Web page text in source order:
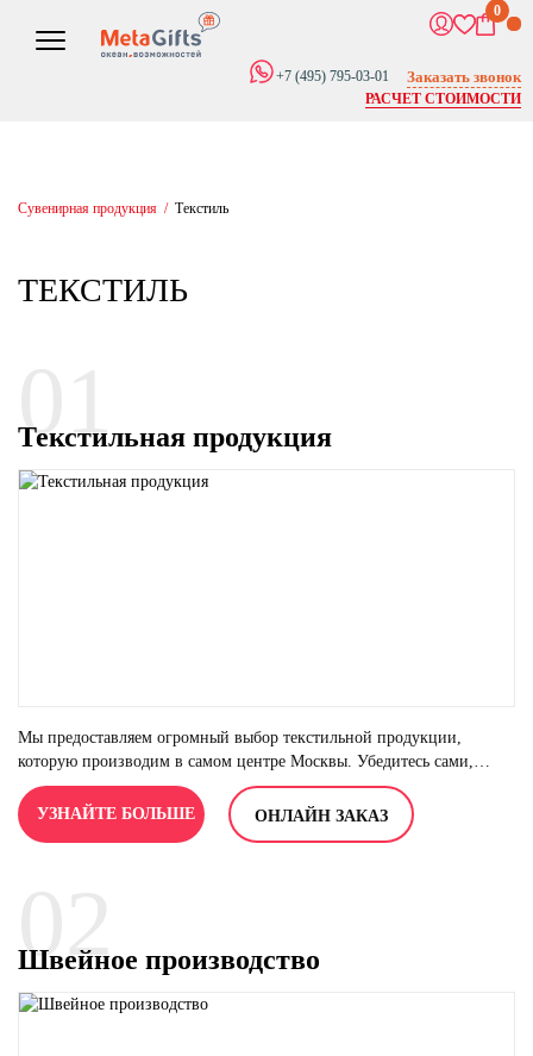
0
+7 (495) 795-03-01 Заказать звонок
РАСЧЕТ СТОИМОСТИ
Сувенирная продукция / Текстиль
ТЕКСТИЛЬ
01
Текстильная продукция
Мы предоставляем огромный выбор текстильной продукции,
которую производим в самом центре Москвы. Убедитесь сами,
приезжайте к нам на производство!
УЗНАЙТЕ БОЛЬШЕ
ОНЛАЙН ЗАКАЗ
02
Швейное производство